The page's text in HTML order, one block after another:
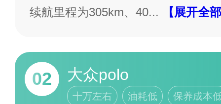
续航里程为305km、40... 【展开全
02 大众polo
十万左右 油耗低 保养成本